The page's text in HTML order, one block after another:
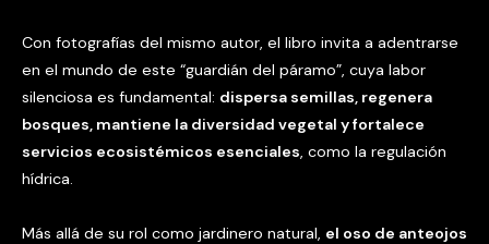
Con fotografías del mismo autor, el libro invita a adentrarse
en el mundo de este “guardián del páramo”, cuya labor
silenciosa es fundamental: dispersa semillas, regenera
bosques, mantiene la diversidad vegetal y fortalece
servicios ecosistémicos esenciales, como la regulación
hídrica.
Más allá de su rol como jardinero natural, el oso de anteojos